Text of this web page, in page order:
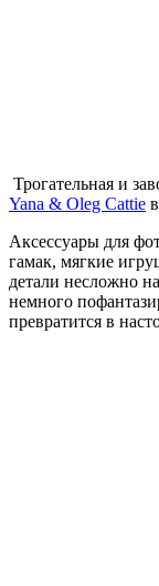
Трогательная и
Yana & Oleg Cattie
Аксессуары для
гамак, мягкие
детали несложно
немного
превратится в